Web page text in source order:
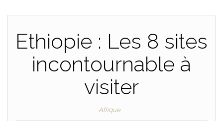
Ethiopie : Les 8 sites
incontournable à
visiter
Afrique